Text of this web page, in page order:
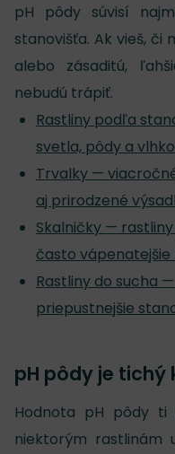
pH pôdy súvisí
stanovišťa. Ak vieš, či
alebo zásaditú,
nebudú trápiť.
Rastliny podľa
svetla, pôdy a
Trvalky —
aj prirodzené
Skalničky —
často vápenatejšie
Rastliny do sucha
priepustnejšie
pH pôdy je
Hodnota pH pôdy ti
niektorým